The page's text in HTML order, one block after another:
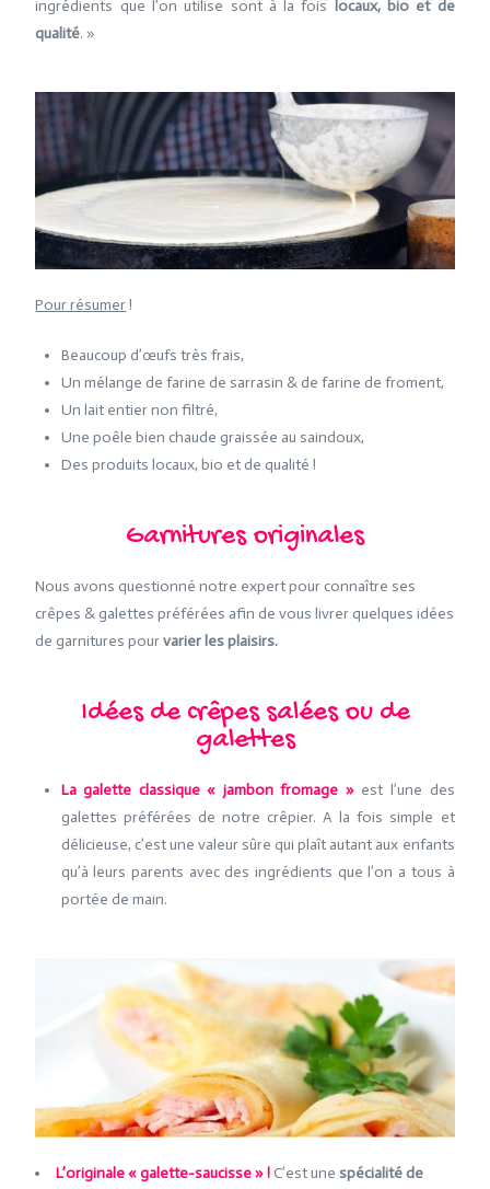
ingrédients que l’on utilise sont à la fois locaux, bio et de
qualité. »
Pour résumer!
Beaucoup d’œufs très frais,
Un mélange de farine de sarrasin & de farine de froment,
Un lait entier non filtré,
Une poêle bien chaude graissée au saindoux,
Des produits locaux, bio et de qualité !
Garnitures originales
Nous avons questionné notre expert pour connaître ses
crêpes & galettes préférées afin de vous livrer quelques idées
de garnitures pourvarier les plaisirs.
Idées de crêpes salées ou de
galettes
La galette classique « jambon fromage »est l’une des
galettes préférées de notre crêpier. A la fois simple et
délicieuse, c’est une valeur sûre qui plaît autant aux enfants
qu’à leurs parents avec des ingrédients que l’on a tous à
portée de main.
L’originale « galette-saucisse » ! C’est une spécialité de